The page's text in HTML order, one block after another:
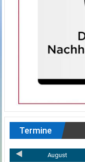
Termine
August